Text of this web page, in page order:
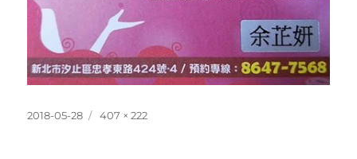
發
2018-05-28
完
407 × 222